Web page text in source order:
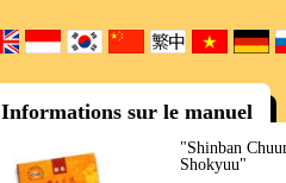
Informations sur le manuel
"Shinban
Shokyuu"